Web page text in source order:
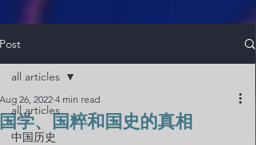
Post
all articles
中国历史
all articles
国学、国粹和国史的真相
Aug 26, 2022 4 min read